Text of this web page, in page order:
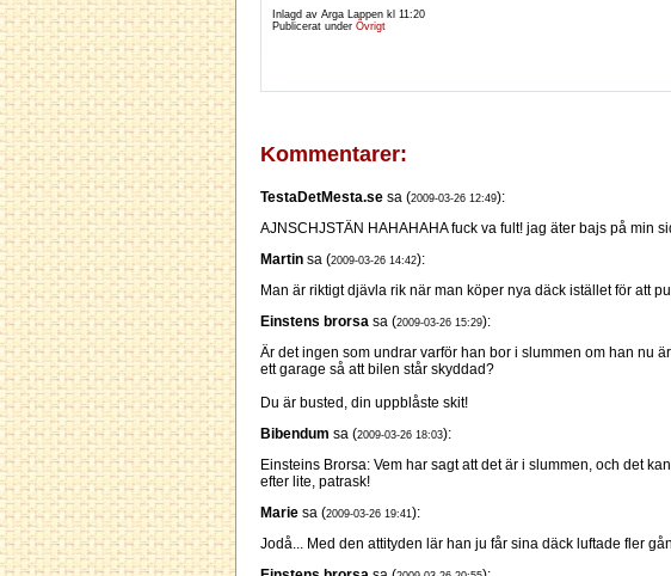
Inlagd av Arga Lappen kl 11:20
Publicerat under Övrigt
Kommentarer:
TestaDetMesta.se sa (2009-03-26 12:49):
AJNSCHJSTÄN HAHAHAHA fuck va fult! jag äter bajs på min
Martin sa (2009-03-26 14:42):
Man är riktigt djävla rik när man köper nya däck istället för att
Einstens brorsa sa (2009-03-26 15:29):
Är det ingen som undrar varför han bor i slummen om han nu
ett garage så att bilen står skyddad?
Du är busted, din uppblåste skit!
Bibendum sa (2009-03-26 18:03):
Einsteins Brorsa: Vem har sagt att det är i slummen, och det
efter lite, patrask!
Marie sa (2009-03-26 19:41):
Jodå... Med den attityden lär han ju får sina däck luftade fler